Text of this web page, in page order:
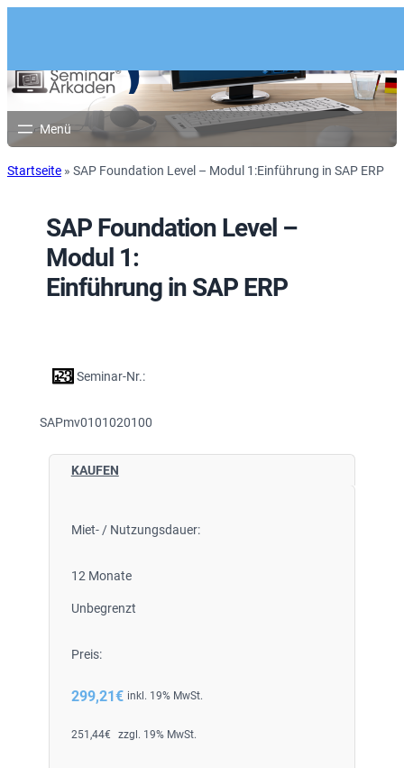
Startseite » SAP Foundation Level – Modul 1:Einführung in SAP ERP
SAP Foundation Level –
Modul 1:
Einführung in SAP ERP
Seminar-Nr.:
SAPmv0101020100
KAUFEN
Miet- / Nutzungsdauer:
12 Monate
Unbegrenzt
Preis:
299,21€ inkl. 19% MwSt.
251,44€ zzgl. 19% MwSt.